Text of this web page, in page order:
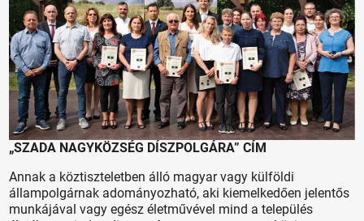
„SZADA NAGYKÖZSÉG DÍSZPOLGÁRA” CÍM
Annak a köztiszteletben álló magyar vagy külföldi
állampolgárnak adományozható, aki kiemelkedően jelentős
munkájával vagy egész életművével mind a település